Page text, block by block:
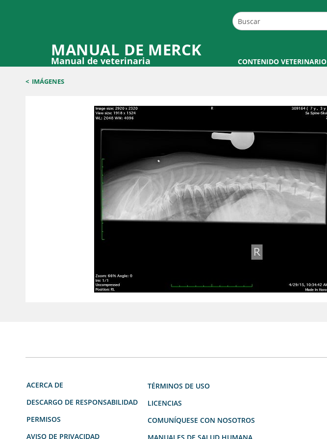
MANUAL DE MERCK
Manual de veterinaria CONTENIDO VETERINARIO
< IMÁGENES
ACERCA DE
DESCARGO DE RESPONSABILIDAD
PERMISOS
AVISO DE PRIVACIDAD
TÉRMINOS DE USO
LICENCIAS
COMUNÍQUESE CON NOSOTROS